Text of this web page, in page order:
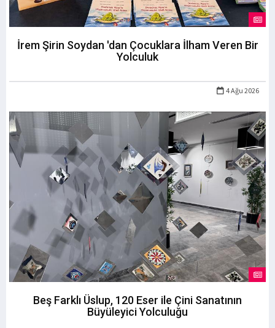
İrem Şirin Soydan 'dan Çocuklara İlham Veren Bir
Yolculuk
4 Ağu 2026
Beş Farklı Üslup, 120 Eser ile Çini Sanatının
Büyüleyici Yolculuğu